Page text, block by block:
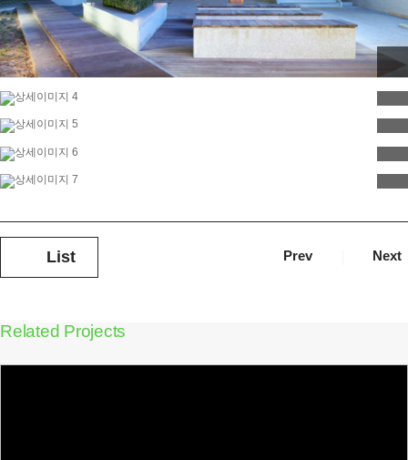
List Prev Next
Related Projects